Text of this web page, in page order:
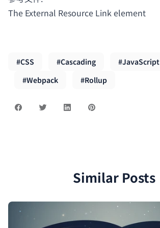
The External Resource Link element
#CSS #Cascading
#JavaScript
#Webpack
#Rollup
Similar Posts